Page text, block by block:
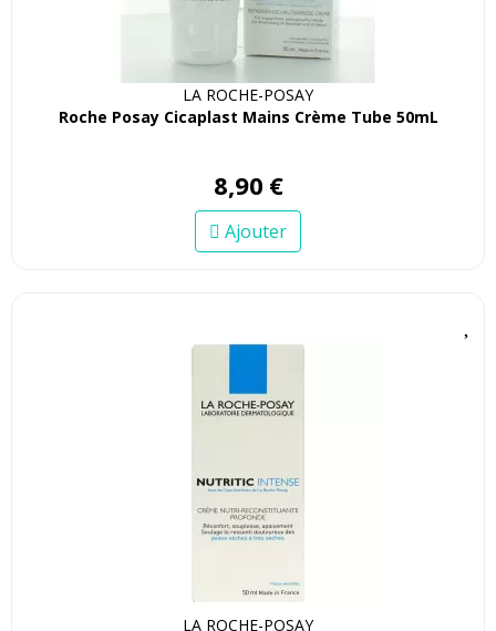
LA ROCHE-POSAY
Roche Posay Cicaplast Mains Crème Tube 50mL
8,90 €
Ajouter
LA ROCHE-POSAY